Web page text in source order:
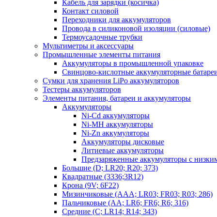
Кабель для зарядки (косичка)
Контакт силовой
Переходники для аккумуляторов
Провода в силиконовой изоляции (силовые)
Термоусадочные трубки
Мультиметры и аксессуары
Промышленные элементы питания
Аккумуляторы в промышленной упаковке
Свинцово-кислотные аккумуляторные
Сумки для хранения LiPo аккумуляторов
Тестеры аккумуляторов
Элементы питания, батареи и аккумуляторы
Аккумуляторы
Ni-Cd аккумуляторы
Ni-MH аккумуляторы
Ni-Zn аккумуляторы
Аккумуляторы дисковые
Литиевые аккумуляторы
Предзаряженные аккумуляторы с
Большие (D; LR20; R20; 373)
Квадратные (3336;3R12)
Крона (9V; 6F22)
Мизинчиковые (AAA; LR03; FR03; R03; 286)
Пальчиковые (AA; LR6; FR6; R6; 316)
Средние (C; LR14; R14; 343)